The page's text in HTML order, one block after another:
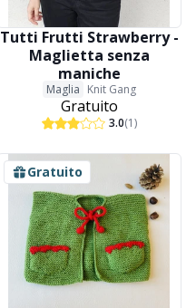
Tutti Frutti Strawberry -
Maglietta senza
maniche
Maglia Knit Gang
Gratuito
3.0(1)
Gratuito